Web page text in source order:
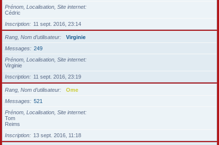
Prénom, Localisation, Site internet
Cédric
Inscription
11 sept. 2016, 23:14
Rang, Nom d’utilisateur
Virginie
Messages
249
Prénom, Localisation, Site internet
Virginie
Inscription
11 sept. 2016, 23:19
Rang, Nom d’utilisateur
Ome
Messages
521
Prénom, Localisation, Site internet
Tom
Reims
Inscription
13 sept. 2016, 11:18